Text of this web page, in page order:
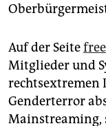
Auf der Seite
Mitglieder und
rechtsextremen
Genderterror
Mainstreaming,